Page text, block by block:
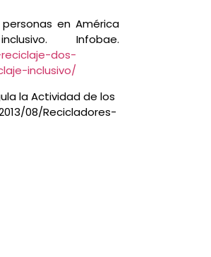
en América
Infobae.
dos-
inclusivo/
la Actividad de los
08/Recicladores-